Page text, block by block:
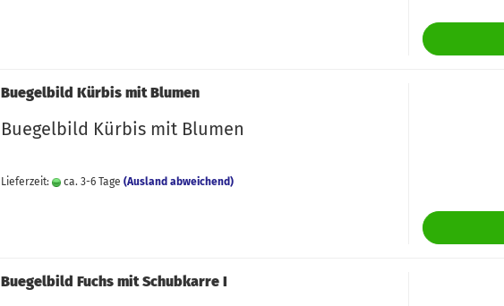
Buegelbild Kürbis mit Blumen
Buegelbild Kürbis mit Blumen
Lieferzeit: ca. 3-6 Tage (Ausland abweichend)
Buegelbild Fuchs mit Schubkarre I